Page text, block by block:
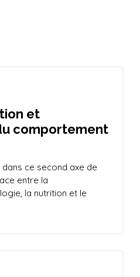
Adaptation, Plasticité,
Signalisation et
Environnement) est
d’Azur et l’Université
[…]
et
comportement
ce second axe de
entre la
la nutrition et le